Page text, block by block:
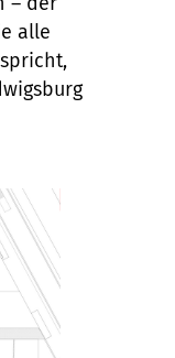
alle